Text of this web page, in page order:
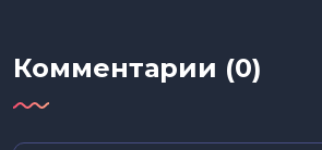
Комментарии (0)